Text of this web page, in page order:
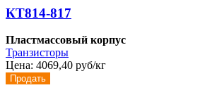
КТ814-817
Пластмассовый корпус
Транзисторы
Цена: 4069,40 руб/кг
Продать